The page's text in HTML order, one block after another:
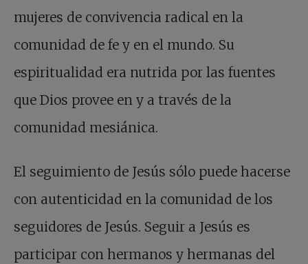
mujeres de convivencia radical en la
comunidad de fe y en el mundo. Su
espiritualidad era nutrida por las fuentes
que Dios provee en y a través de la
comunidad mesiánica.
El seguimiento de Jesús sólo puede hacerse
con autenticidad en la comunidad de los
seguidores de Jesús. Seguir a Jesús es
participar con hermanos y hermanas del